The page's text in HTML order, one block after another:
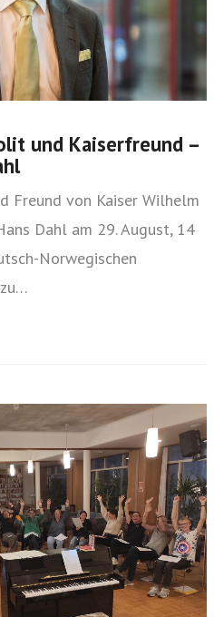
und Kaiserfreund –
Freund von Kaiser Wilhelm
Dahl am 29. August, 14
Norwegischen